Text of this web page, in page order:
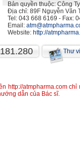
Bản quyền thuộc: Công
Địa chỉ: 89F Nguyễn Văn
Tel: 043 668 6169 - Fax:
Email:
Website: http://
Thư
http://atmpharma.com
dẫn của Bác sĩ.